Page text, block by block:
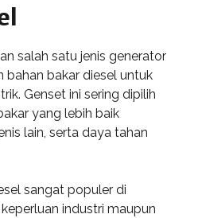
salah satu jenis generator
bahan bakar diesel untuk
Genset ini sering dipilih
yang lebih baik
lain, serta daya tahan
sangat populer di
industri maupun